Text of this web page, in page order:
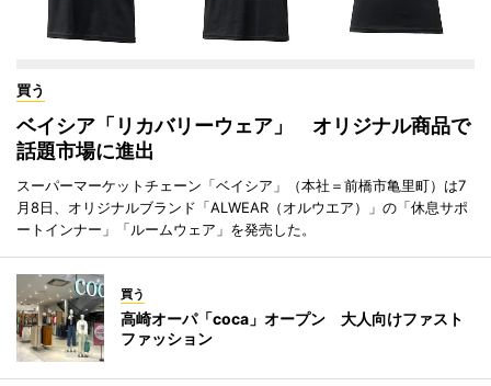
買う
ベイシア「リカバリーウェア」 オリジナル商品で
話題市場に進出
スーパーマーケットチェーン「ベイシア」（本社＝前橋市亀里町）は7
月8日、オリジナルブランド「ALWEAR（オルウエア）」の「休息サポ
ートインナー」「ルームウェア」を発売した。
買う
高崎オーパ「coca」オープン 大人向けファスト
ファッション